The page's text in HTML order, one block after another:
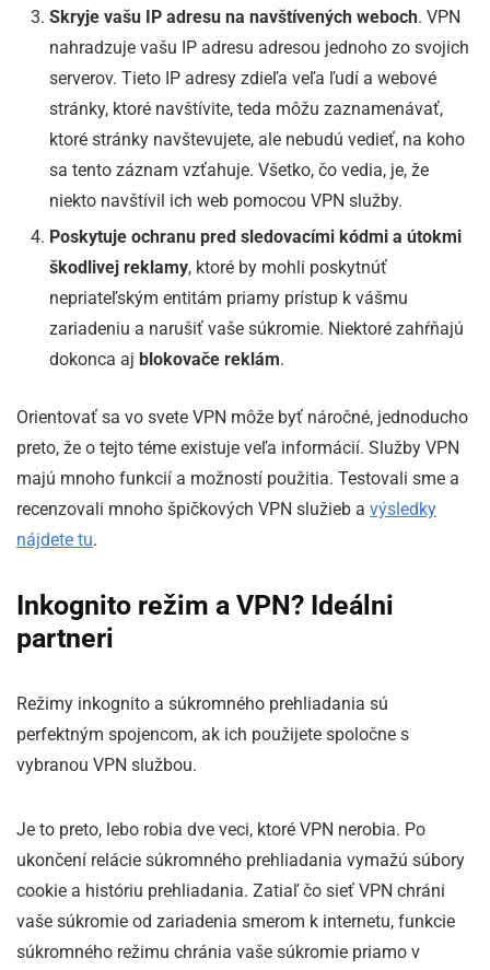
Skryje vašu IP adresu na navštívených weboch. VPN
nahradzuje vašu IP adresu adresou jednoho zo svojich
serverov. Tieto IP adresy zdieľa veľa ľudí a webové
stránky, ktoré navštívite, teda môžu zaznamenávať,
ktoré stránky navštevujete, ale nebudú vedieť, na koho
sa tento záznam vzťahuje. Všetko, čo vedia, je, že
niekto navštívil ich web pomocou VPN služby.
Poskytuje ochranu pred sledovacími kódmi a útokmi
škodlivej reklamy, ktoré by mohli poskytnúť
nepriateľským entitám priamy prístup k vášmu
zariadeniu a narušiť vaše súkromie. Niektoré zahŕňajú
dokonca aj blokovače reklám.
Orientovať sa vo svete VPN môže byť náročné, jednoducho
preto, že o tejto téme existuje veľa informácií. Služby VPN
majú mnoho funkcií a možností použitia. Testovali sme a
recenzovali mnoho špičkových VPN služieb a výsledky
nájdete tu.
Inkognito režim a VPN? Ideálni
partneri
Režimy inkognito a súkromného ​​prehliadania sú
perfektným spojencom, ak ich použijete spoločne s
vybranou VPN službou.
Je to preto, lebo robia dve veci, ktoré VPN nerobia. Po
ukončení relácie súkromného prehliadania vymažú súbory
cookie a históriu prehliadania. Zatiaľ čo sieť VPN chráni
vaše súkromie od zariadenia smerom k internetu, funkcie
súkromného režimu chránia vaše súkromie priamo v